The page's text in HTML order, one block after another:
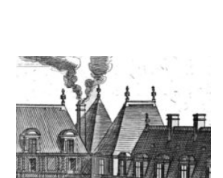
Chapelle
du
Clos
de